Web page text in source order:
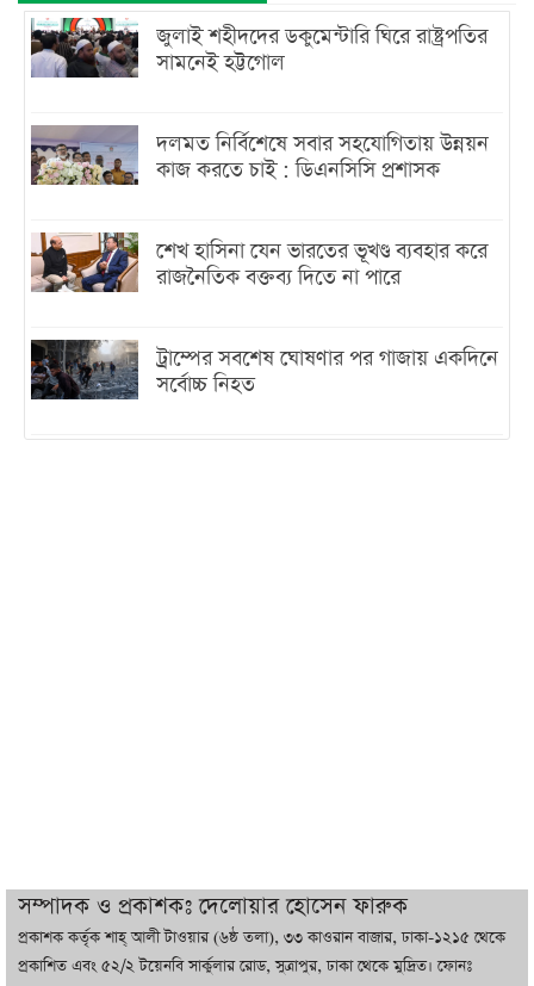
জুলাই শহীদদের ডকুমেন্টারি ঘিরে রাষ্ট্রপতির
সামনেই হট্টগোল
দলমত নির্বিশেষে সবার সহযোগিতায় উন্নয়ন
কাজ করতে চাই : ডিএনসিসি প্রশাসক
শেখ হাসিনা যেন ভারতের ভূখণ্ড ব্যবহার করে
রাজনৈতিক বক্তব্য দিতে না পারে
ট্রাম্পের সবশেষ ঘোষণার পর গাজায় একদিনে
সর্বোচ্চ নিহত
দুবাইয়ে বেনজীরের জামিন বাতিল করতে ল
ফার্ম নিয়োগ করেছে সরকার
সম্পাদক ও প্রকাশকঃ দেলোয়ার হোসেন ফারুক
প্রকাশক কর্তৃক শাহ্ আলী টাওয়ার (৬ষ্ঠ তলা), ৩৩ কাওরান বাজার, ঢাকা-১২১৫ থেকে
প্রকাশিত এবং ৫২/২ টয়েনবি সার্কুলার রোড, সুত্রাপুর, ঢাকা থেকে মুদ্রিত। ফোনঃ